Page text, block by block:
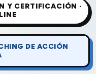
Y CERTIFICACIÓN ·
DE ACCIÓN